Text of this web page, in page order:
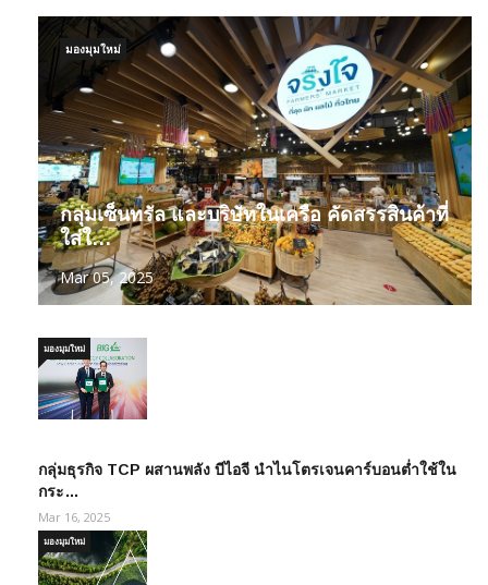
กลุ่มเซ็นทรัล และบริษัทในเครือ คัดสรรสินค้าที่
ใส่ใ…
Mar 05, 2025
มองมุมใหม่
กลุ่มธุรกิจ TCP ผสานพลัง บีไอจี นำไนโตรเจนคาร์บอนต่ำใช้ใน
กระ…
มองมุมใหม่
Mar 16, 2025
มองมุมใหม่